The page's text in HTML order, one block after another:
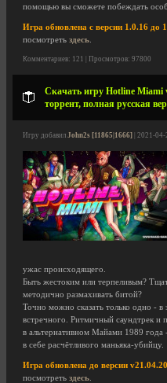
помощью вы сможете побеждать
Игра обновлена с версии 1.0.16 до
посмотреть здесь
Комментариев: 121 | Просмотров: 97800
Скачать игру Hotline Miami
торрент, полная русская
Игру добавил John2s [11865|1666] | 2021-04-
ужас происходящего.
Быть жестоким или терпеливым?
методично размахивать битой?
Точно можно сказать только одно - в
встречного. Ритмичный саундтрек и
в альтернативном Майами 1989 года
в себе расчётливого маньяка-убийцу.
Игра обновлена до версии
посмотреть здесь